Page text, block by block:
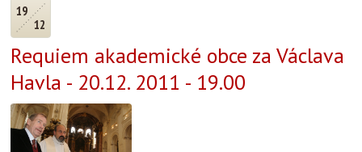
19
12
Requiem akademické obce za Václava
Havla - 20.12. 2011 - 19.00